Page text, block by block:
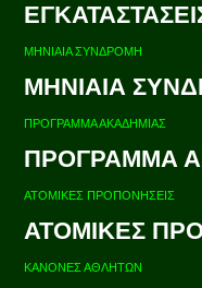
ΜΗΝΙΑΙΑ ΣΥΝΔΡΟΜΗ
ΜΗΝΙΑΙΑ
ΠΡΟΓΡΑΜΜΑ ΑΚΑΔΗΜΙΑΣ
ΠΡΟΓΡΑΜΜΑ
ΑΤΟΜΙΚΕΣ ΠΡΟΠΟΝΗΣΕΙΣ
ΑΤΟΜΙΚΕΣ
ΚΑΝΟΝΕΣ ΑΘΛΗΤΩΝ